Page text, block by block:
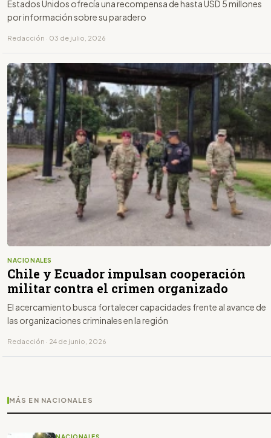
Estados Unidos ofrecía una recompensa de hasta USD 5 millones
por información sobre su paradero
Redacción · 03 de julio, 2026
NACIONALES
Chile y Ecuador impulsan cooperación
militar contra el crimen organizado
El acercamiento busca fortalecer capacidades frente al avance de
las organizaciones criminales en la región
Redacción · 24 de junio, 2026
MÁS EN NACIONALES